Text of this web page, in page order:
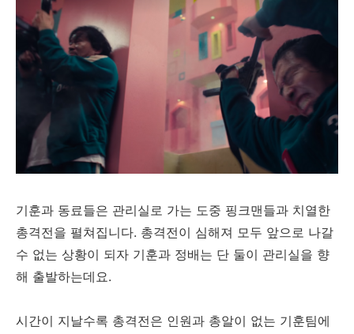
기훈과 동료들은 관리실로 가는 도중 핑크맨들과 치열한
총격전을 펼쳐집니다. 총격전이 심해져 모두 앞으로 나갈
수 없는 상황이 되자 기훈과 정배는 단 둘이 관리실을 향
해 출발하는데요.
시간이 지날수록 총격전은 인원과 총알이 없는 기훈팀에